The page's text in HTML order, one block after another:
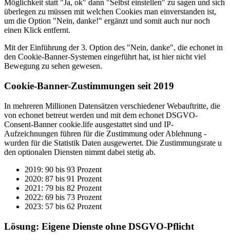
Möglichkeit statt "Ja, ok" dann "Selbst einstellen" zu sagen und sich
überlegen zu müssen mit welchen Cookies man einverstanden ist,
um die Option "Nein, danke!" ergänzt und somit auch nur noch
einen Klick entfernt.
Mit der Einführung der 3. Option des "Nein, danke", die echonet in
den Cookie-Banner-Systemen eingeführt hat, ist hier nicht viel
Bewegung zu sehen gewesen.
Cookie-Banner-Zustimmungen seit 2019
In mehreren Millionen Datensätzen verschiedener Webauftritte, die
von echonet betreut werden und mit dem echonet DSGVO-
Consent-Banner cookie.life ausgestattet sind und IP-
Aufzeichnungen führen für die Zustimmung oder Ablehnung -
wurden für die Statistik Daten ausgewertet. Die Zustimmungsrate u
den optionalen Diensten nimmt dabei stetig ab.
2019: 90 bis 93 Prozent
2020: 87 bis 91 Prozent
2021: 79 bis 82 Prozent
2022: 69 bis 73 Prozent
2023: 57 bis 62 Prozent
Lösung: Eigene Dienste ohne DSGVO-Pflicht